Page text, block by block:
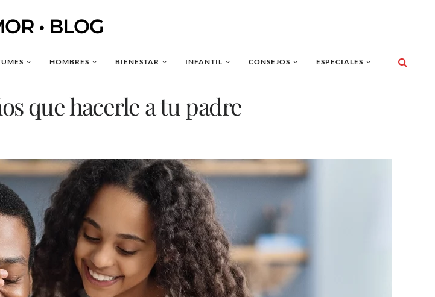
• BLOG
HOMBRES BIENESTAR INFANTIL CONSEJOS ESPECIALES
que hacerle a tu padre